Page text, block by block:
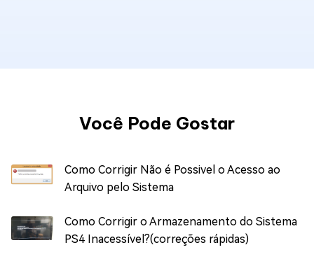
Você Pode Gostar
Como Corrigir Não é Possivel o Acesso ao
Arquivo pelo Sistema
Como Corrigir o Armazenamento do Sistema
PS4 Inacessível?(correções rápidas)